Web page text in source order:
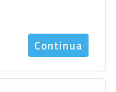
Continua